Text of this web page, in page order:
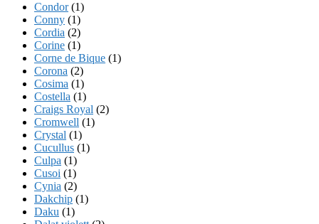
Condor(1)
Conny (1)
Cordia (2)
Corine (1)
Corne de Bique (1)
Corona (2)
Cosima (1)
Costella (1)
Craigs Royal (2)
Cromwell (1)
Crystal (1)
Cucullus (1)
Culpa (1)
Cusoi (1)
Cynia (2)
Dakchip (1)
Daku (1)